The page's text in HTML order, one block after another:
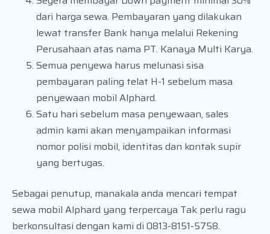
dari harga sewa. Pembayaran yang dilakukan
lewat transfer Bank hanya melalui Rekening
Perusahaan atas nama PT. Kanaya Multi Karya.
Semua penyewa harus melunasi sisa
pembayaran paling telat H-1 sebelum masa
penyewaan mobil Alphard.
Satu hari sebelum masa penyewaan, sales
admin kami akan menyampaikan informasi
nomor polisi mobil, identitas dan kontak supir
yang bertugas.
Sebagai penutup, manakala anda mencari tempat
sewa mobil Alphard yang terpercaya Tak perlu ragu
berkonsultasi dengan kami di 0813-8151-5758.